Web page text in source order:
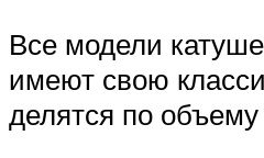
Все модели
имеют свою
делятся по